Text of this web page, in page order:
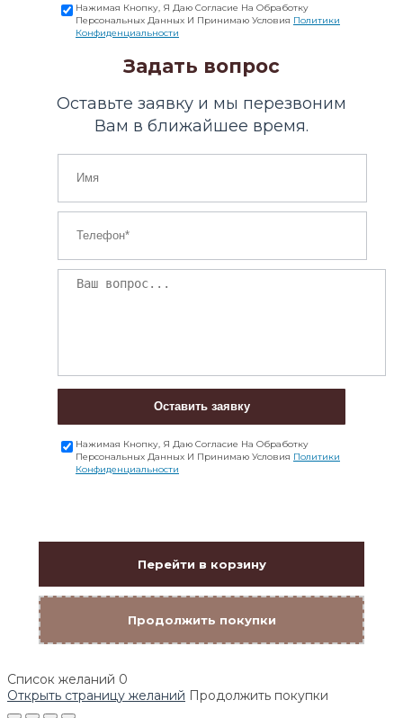
Нажимая Кнопку, Я Даю Согласие На Обработку
Персональных Данных И Принимаю Условия Политики
Конфиденциальности
Задать вопрос
Оставьте заявку и мы перезвоним
Вам в ближайшее время.
Оставить заявку
Нажимая Кнопку, Я Даю Согласие На Обработку
Персональных Данных И Принимаю Условия Политики
Конфиденциальности
Перейти в корзину
Продолжить покупки
Список желаний 0
Открыть страницу желаний Продолжить покупки